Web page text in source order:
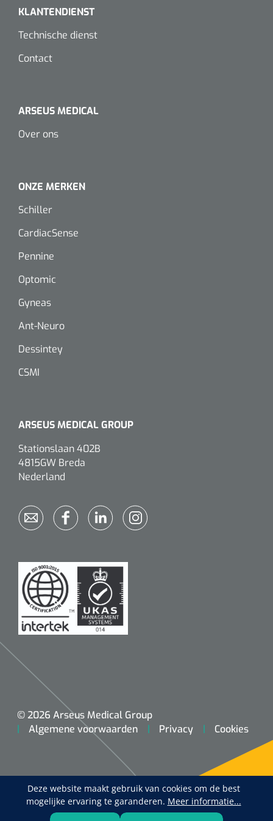
Douchetabouretten
Toiletverhogers
Transferhulpmiddelen
Dispenser Deb transparant - wit - chroom - 1 st
KLANTENDIENST
Technische dienst
Contact
ARSEUS MEDICAL
Over ons
ONZE MERKEN
Schiller
CardiacSense
Pennine
Optomic
Gyneas
Ant-Neuro
Dessintey
CSMI
ARSEUS MEDICAL GROUP
Stationslaan 402B
4815GW Breda
Nederland
© 2026 Arseus Medical Group
Algemene voorwaarden
Privacy Cookies
Deze website maakt gebruik van cookies om de best
mogelijke ervaring te garanderen. Meer informatie...